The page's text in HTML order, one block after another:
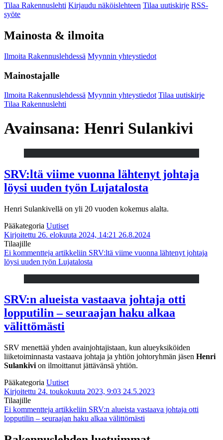
Tilaa Rakennuslehti Kirjaudu näköislehteen Tilaa uutiskirje RSS-
syöte
Mainosta & ilmoita
Ilmoita Rakennuslehdessä Myynnin yhteystiedot
Mainostajalle
Ilmoita Rakennuslehdessä Myynnin yhteystiedot Tilaa uutiskirje
Tilaa Rakennuslehti
Avainsana: Henri Sulankivi
SRV:ltä viime vuonna lähtenyt johtaja
löysi uuden työn Lujatalosta
Henri Sulankivellä on yli 20 vuoden kokemus alalta.
Pääkategoria Uutiset
Kirjoitettu 26. elokuuta 2024, 14:21 26.8.2024
Tilaajille
Ei kommentteja artikkeliin SRV:ltä viime vuonna lähtenyt johtaja
löysi uuden työn Lujatalosta
SRV:n alueista vastaava johtaja otti
lopputilin – seuraajan haku alkaa
välittömästi
SRV menettää yhden avainjohtajistaan, kun alueyksiköiden
liiketoiminnasta vastaava johtaja ja yhtiön johtoryhmän jäsen Henri
Sulankivi on ilmoittanut jättävänsä yhtiön.
Pääkategoria Uutiset
Kirjoitettu 24. toukokuuta 2023, 9:03 24.5.2023
Tilaajille
Ei kommentteja artikkeliin SRV:n alueista vastaava johtaja otti
lopputilin – seuraajan haku alkaa välittömästi